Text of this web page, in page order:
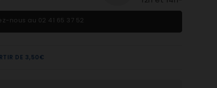
nous au 02 41 65 37 52
DE 3,50€